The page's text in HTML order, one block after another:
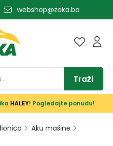
webshop@zeka.ba
Traži
HALEY! Pogledajte ponudu!
Aku mašine